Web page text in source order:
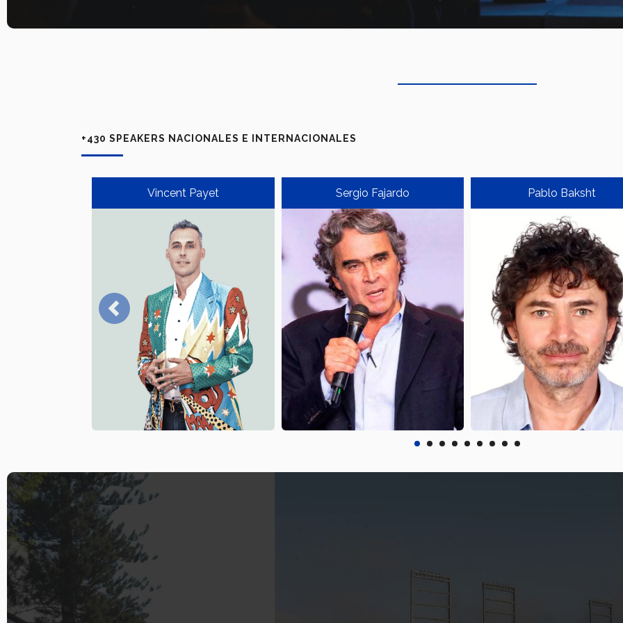
+430 SPEAKERS NACIONALES E INTERNACIONALES
Vincent Payet Sergio Fajardo Pablo Baksht